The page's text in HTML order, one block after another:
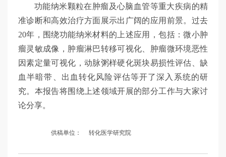
功能纳米颗粒在肿瘤及心脑血管等重大疾病的精
准诊断和高效治疗方面展示出广阔的应用前景。过去
20年，围绕功能纳米材料的上述应用，包括：微小肿
瘤灵敏成像，肿瘤淋巴转移可视化、肿瘤微环境恶性
因素定量可视化，动脉粥样硬化斑块易损性评估、缺
血半暗带、出血转化风险评估等开了深入系统的研
究。本报告将围绕上述领域开展的部分工作与大家讨
论分享。
供稿单位： 转化医学研究院